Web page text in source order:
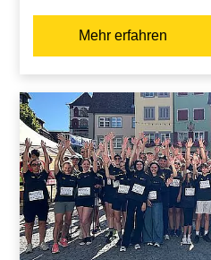
Mehr erfahren